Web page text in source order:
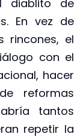
diablito de
En vez de
rincones, el
con el
hacer
reformas
tantos
repetir la